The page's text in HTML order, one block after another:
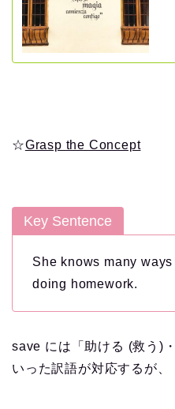
☆Grasp the Concept
Key Sentence
She knows many
doing homework.
save には「助ける (救う)
いった訳語が対応するが、